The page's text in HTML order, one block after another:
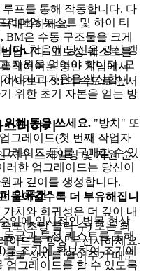
프를 통해 작동합니다. 다
대화하세요.
다. 처음에 당신은 광산 갱
자원을 얻어야 합니다. 모
시키고 자원을 생산합니
위한 초기 자본을 얻는 방
위해 돈을 쓰세요. "방치" 또
그레이드(첫 번째 작업자
레이드 등)를 구매할 수 있
한 업그레이드는 당신이
과 깊이를 생성합니다.
들어갈수록 더 부유해집니
치와 희귀성은 더 깊이 내
도(초당 클릭 수) 또는 최
이드를 항상 우선시하세요.
물 상자를 열어주기 때문
리미엄 부스트 및 하이 티
BM은 수동 구조물을 크게
입니다. 고보상 퀘스트를
레이어는 중반 게임에서
어보다 3:1의 속도로 앞서
스터하기
지수 스케일링 및 자원 순
인퓨전"
입에 일시적인 병목 현상
굴과 특정 퀘스트를 통해
조기에 확보하여 조기에
업그레이드를 할 수 있도록